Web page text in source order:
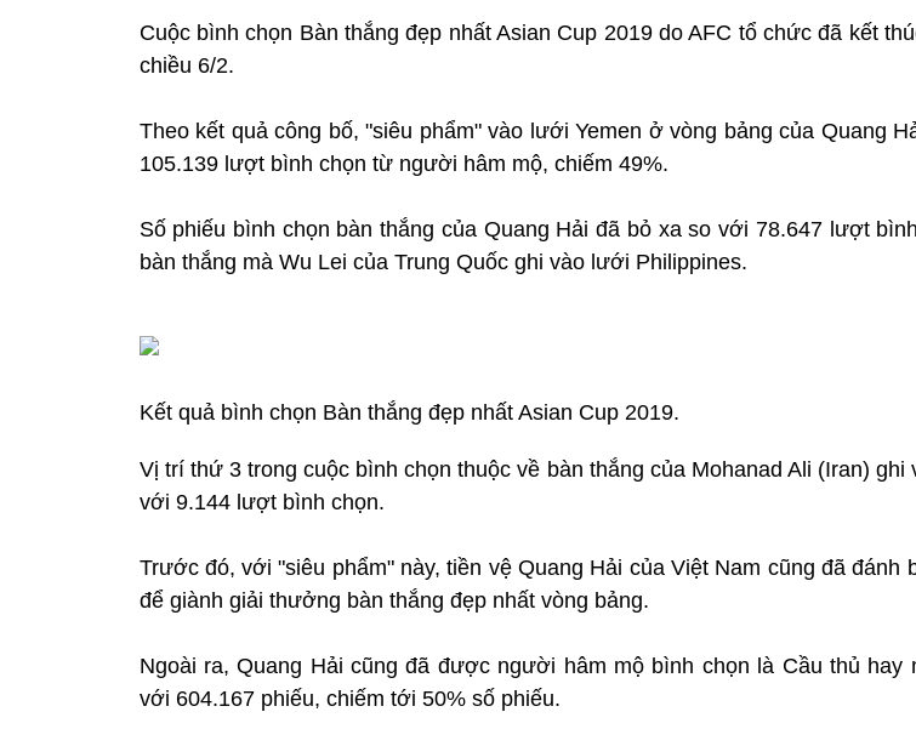
Cuộc bình chọn Bàn thắng đẹp nhất Asian Cup 2019 do AFC tổ chức đã kết
chiều 6/2.
Theo kết quả công bố, "siêu phẩm" vào lưới Yemen ở vòng bảng của Quang
105.139 lượt bình chọn từ người hâm mộ, chiếm 49%.
Số phiếu bình chọn bàn thắng của Quang Hải đã bỏ xa so với 78.647 lượt
bàn thắng mà Wu Lei của Trung Quốc ghi vào lưới Philippines.
Kết quả bình chọn Bàn thắng đẹp nhất Asian Cup 2019.
Vị trí thứ 3 trong cuộc bình chọn thuộc về bàn thắng của Mohanad Ali (Iran) ghi
với 9.144 lượt bình chọn.
Trước đó, với "siêu phẩm" này, tiền vệ Quang Hải của Việt Nam cũng đã đánh
để giành giải thưởng bàn thắng đẹp nhất vòng bảng.
Ngoài ra, Quang Hải cũng đã được người hâm mộ bình chọn là Cầu thủ hay
với 604.167 phiếu, chiếm tới 50% số phiếu.